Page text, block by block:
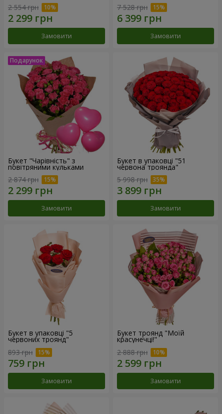
2 554 грн
Замовити
7 528 грн
Замовити
Букет "Чарівність" з
повітряними кульками
2 874 грн
Замовити
Букет в упаковці "51
червона троянда"
5 998 грн
Замовити
Букет в упаковці "5
червоних троянд"
893 грн
Замовити
Букет троянд "Моїй
красунечці!"
2 888 грн
Замовити